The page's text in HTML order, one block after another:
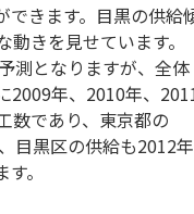
できます。目黒の供給
きを見せています。
測となりますが、全体
2009年、2010年、
数であり、東京都の
目黒区の供給も2012年
。